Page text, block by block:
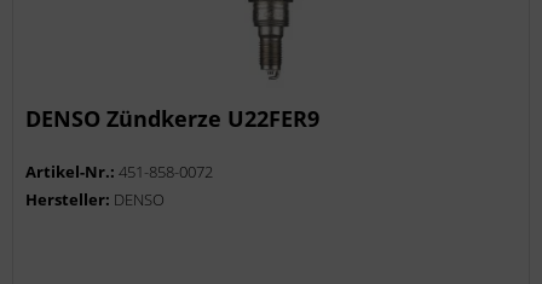
DENSO Zündkerze U22FER9
Artikel-Nr.:451-858-0072
Hersteller: DENSO